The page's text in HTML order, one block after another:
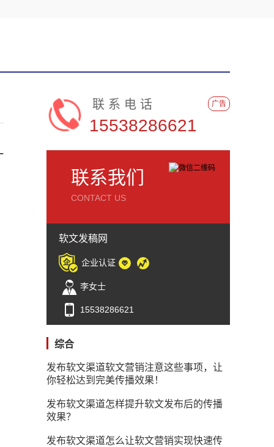
联系电话
15538286621
广告
联系我们
CONTACT US
软文发稿网
企业认证
李女士
15538286621
综合
发布软文渠道软文营销注意这些事项，让
你轻松达到完美传播效果！
发布软文渠道怎样提升软文发布后的传播
效果？
发布软文渠道怎么让软文营销实现快速传